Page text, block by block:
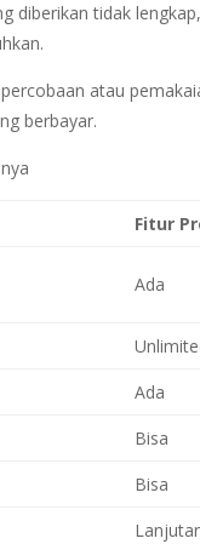
diberikan tidak
atau
berbayar.
Fitur
Ada
Ada
Bisa
Bisa